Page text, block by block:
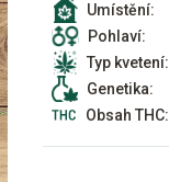
Umístění:
Pohlaví:
Typ kvetení:
Genetika:
Obsah THC: